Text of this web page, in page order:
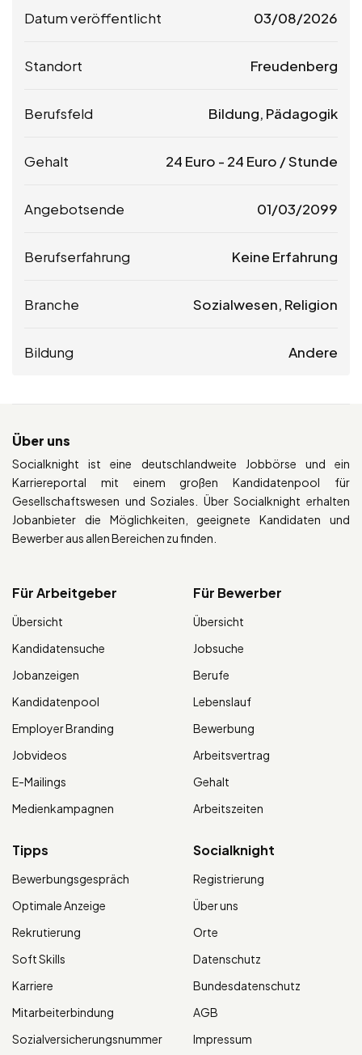
Datum veröffentlicht 03/08/2026
Standort Freudenberg
Berufsfeld Bildung, Pädagogik
Gehalt 24 Euro - 24 Euro / Stunde
Angebotsende 01/03/2099
Berufserfahrung Keine Erfahrung
Branche Sozialwesen, Religion
Bildung Andere
Über uns
Socialknight ist eine deutschlandweite Jobbörse und ein
Karriereportal mit einem großen Kandidatenpool für
Gesellschaftswesen und Soziales. Über Socialknight erhalten
Jobanbieter die Möglichkeiten, geeignete Kandidaten und
Bewerber aus allen Bereichen zu finden.
Für Arbeitgeber
Übersicht
Kandidatensuche
Jobanzeigen
Kandidatenpool
Employer Branding
Jobvideos
E-Mailings
Medienkampagnen
Für Bewerber
Übersicht
Jobsuche
Berufe
Lebenslauf
Bewerbung
Arbeitsvertrag
Gehalt
Arbeitszeiten
Tipps
Bewerbungsgespräch
Optimale Anzeige
Rekrutierung
Soft Skills
Karriere
Mitarbeiterbindung
Sozialversicherungsnummer
Socialknight
Registrierung
Über uns
Orte
Datenschutz
Bundesdatenschutz
AGB
Impressum